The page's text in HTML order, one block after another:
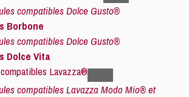
compatibles Dolce Gusto®
Borbone
compatibles Dolce Gusto®
Dolce Vita
Lavazza®
compatibles Lavazza Modo Mio® et